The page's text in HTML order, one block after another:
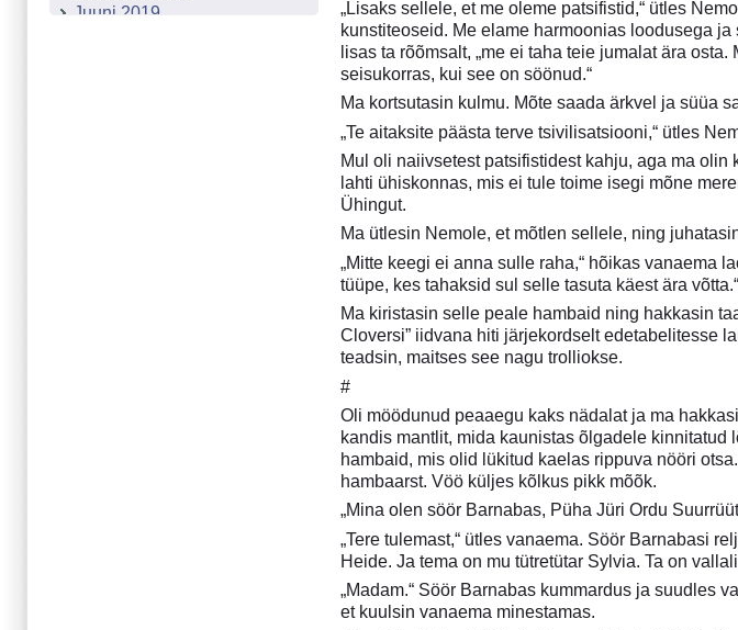
Juuni 2019
„Lisaks sellele, et me oleme patsifistid,“ ütles
kunstiteoseid. Me elame harmoonias loodusega
lisas ta rõõmsalt, „me ei taha teie jumalat ära
seisukorras, kui see on söönud.“
Ma kortsutasin kulmu. Mõte saada ärkvel ja süüa
„Te aitaksite päästa terve tsivilisatsiooni,“ ütles
Mul oli naiivsetest patsifistidest kahju, aga ma
lahti ühiskonnas, mis ei tule toime isegi mõne
Ühingut.
Ma ütlesin Nemole, et mõtlen sellele, ning
„Mitte keegi ei anna sulle raha,“ hõikas vanaema
tüüpe, kes tahaksid sul selle tasuta käest ära võtta.“
Ma kiristasin selle peale hambaid ning hakkasin
Cloversi” iidvana hiti järjekordselt edetabelitesse
teadsin, maitses see nagu trolliokse.
#
Oli möödunud peaaegu kaks nädalat ja ma
kandis mantlit, mida kaunistas õlgadele
hambaid, mis olid lükitud kaelas rippuva nööri
hambaarst. Vöö küljes kõlkus pikk mõõk.
„Mina olen söör Barnabas, Püha Jüri Ordu
„Tere tulemast,“ ütles vanaema. Söör Barnabasi
Heide. Ja tema on mu tütretütar Sylvia. Ta on
„Madam.“ Söör Barnabas kummardus ja suudles
et kuulsin vanaema minestamas.